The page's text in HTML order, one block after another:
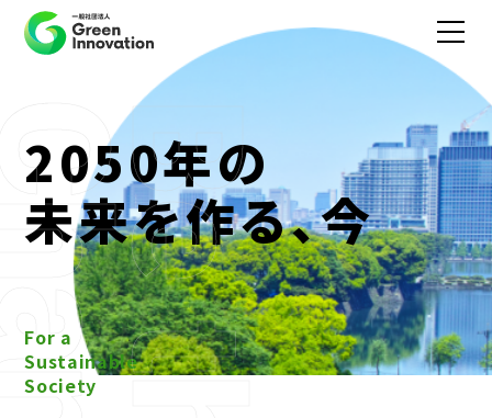
2050年の
未来を作る、今
For a
Sustainable
Society